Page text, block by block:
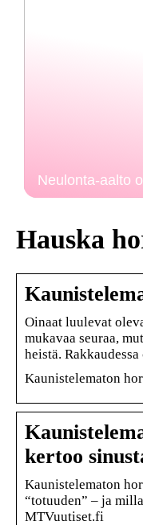
Neulonta-aalto
Hauska
Oinaat luulevat
mukavaa seuraa,
heistä.
Kaunistelematon
kertoo
Kaunistelematon
“totuuden” – ja
MTVuutiset.fi